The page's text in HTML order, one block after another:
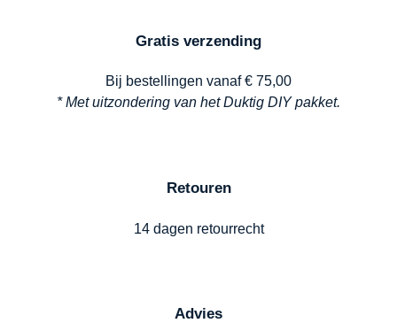
Gratis verzending
Bij bestellingen vanaf € 75,00
* Met uitzondering van het Duktig DIY pakket.
Retouren
14 dagen retourrecht
Advies